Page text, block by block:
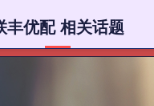
丰优配 相关话题